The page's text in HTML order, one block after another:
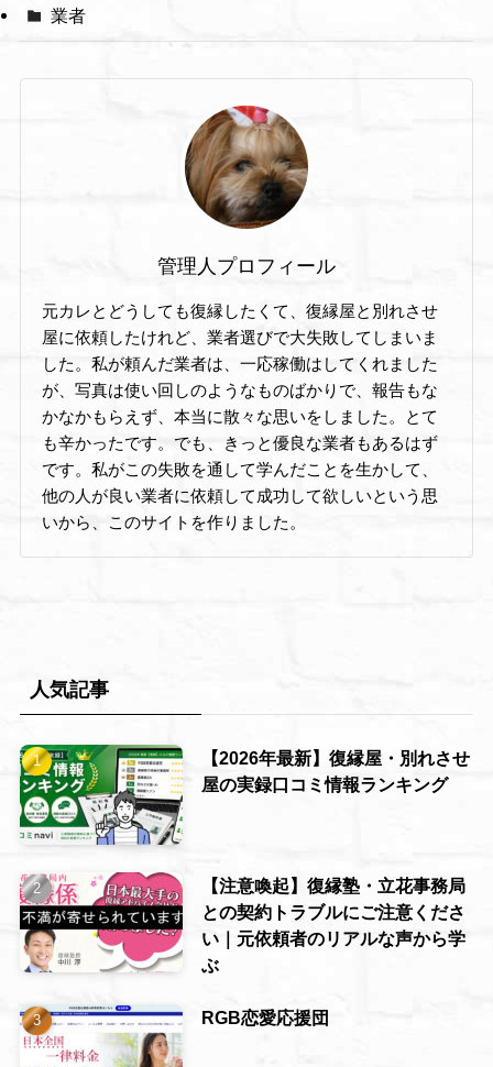
業者
管理人プロフィール
元カレとどうしても復縁したくて、復縁屋と別れさせ
屋に依頼したけれど、業者選びで大失敗してしまいま
した。私が頼んだ業者は、一応稼働はしてくれました
が、写真は使い回しのようなものばかりで、報告もな
かなかもらえず、本当に散々な思いをしました。とて
も辛かったです。でも、きっと優良な業者もあるはず
です。私がこの失敗を通して学んだことを生かして、
他の人が良い業者に依頼して成功して欲しいという思
いから、このサイトを作りました。
人気記事
【2026年最新】復縁屋・別れさせ
屋の実録口コミ情報ランキング
【注意喚起】復縁塾・立花事務局
との契約トラブルにご注意くださ
い｜元依頼者のリアルな声から学
ぶ
RGB恋愛応援団